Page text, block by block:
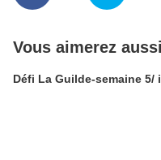
Vous aimerez aussi
Défi La Guilde-semaine 5/